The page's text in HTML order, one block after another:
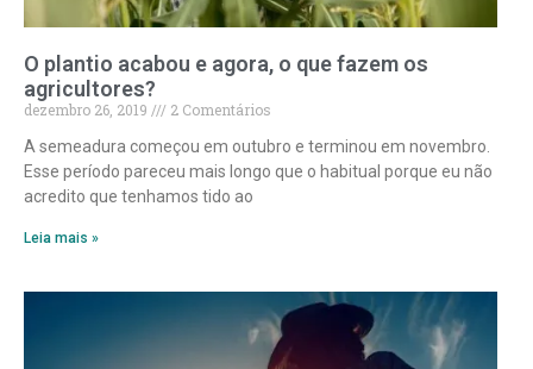
O plantio acabou e agora, o que fazem os
agricultores?
dezembro 26, 2019
2 Comentários
​A semeadura começou em outubro e terminou em novembro.
Esse período pareceu mais longo que o habitual porque eu não
acredito que tenhamos tido ao
Leia mais »